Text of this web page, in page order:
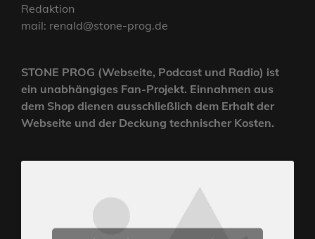
Redaktion
mail: renald@stone-prog.de
STONE PROG (Webseite, Podcast und Radio) ist
ein unabhängiges Fan-Projekt. Einnahmen aus
dem Shop dienen ausschließlich dem Erhalt der
Webseite und der Deckung technischer Kosten.